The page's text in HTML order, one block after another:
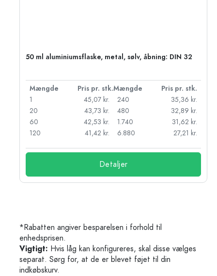
50 ml aluminiumsflaske, metal, sølv, åbning: DIN 32
Mængde Pris pr. stk.Mængde
Pris pr. stk.
1
45,07 kr.
20
43,73 kr.
60
42,53 kr.
120
41,42 kr.
240
35,36 kr.
480
32,89 kr.
1.740
31,62 kr.
6.880
27,21 kr.
Detaljer
*Rabatten angiver besparelsen i forhold til
enhedsprisen.
Vigtigt: Hvis låg kan konfigureres, skal disse vælges
separat. Sørg for, at de er blevet føjet til din
indkøbskurv.